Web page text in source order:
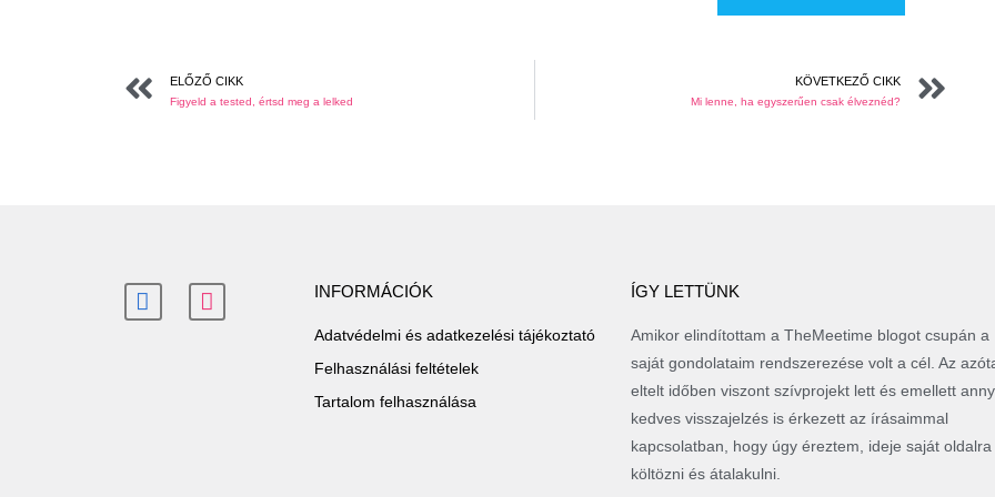
ELŐZŐ CIKK
Figyeld a tested, értsd meg a lelked
KÖVETKEZŐ CIKK
Mi lenne, ha egyszerűen csak élveznéd?
INFORMÁCIÓK
Adatvédelmi és adatkezelési tájékoztató
Felhasználási feltételek
Tartalom felhasználása
ÍGY LETTÜNK
Amikor elindítottam a TheMeetime blogot csupán a
saját gondolataim rendszerezése volt a cél. Az
eltelt időben viszont szívprojekt lett és emellett
kedves visszajelzés is érkezett az írásaimmal
kapcsolatban, hogy úgy éreztem, ideje saját oldalra
költözni és átalakulni.